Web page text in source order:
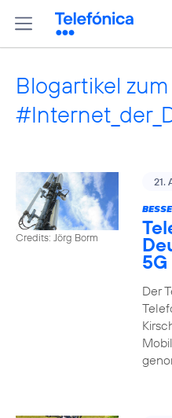
Blogartikel
Credits: Jörg Borm
21.
Der